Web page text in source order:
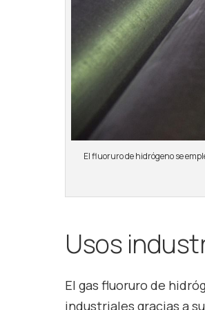
El fluoruro de hidrógeno se
Usos
El gas fluoruro de
industriales gracias a su